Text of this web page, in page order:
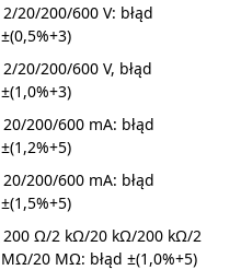
2/20/200/600 V: błąd
±(0,5%+3)
2/20/200/600 V, błąd
±(1,0%+3)
20/200/600 mA: błąd
±(1,2%+5)
20/200/600 mA: błąd
±(1,5%+5)
200 Ω/2 kΩ/20 kΩ/200 kΩ/2
MΩ/20 MΩ: błąd ±(1,0%+5)